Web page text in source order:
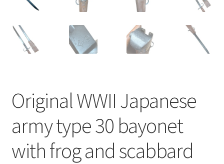
Original WWII Japanese
army type 30 bayonet
with frog and scabbard